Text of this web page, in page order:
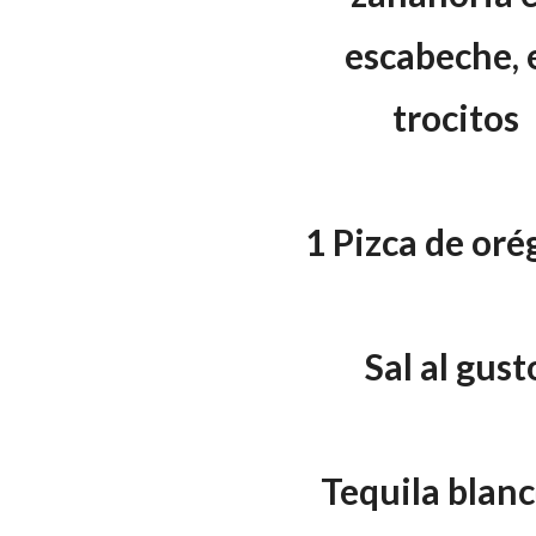
escabeche,
trocitos
1 Pizca de
Sal al
Tequila